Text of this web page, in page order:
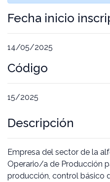
Fecha inicio
14/05/2025
Código
15/2025
Descripción
Empresa del sector de la
Operario/a de Producción
producción, control básico